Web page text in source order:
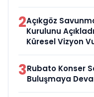
2Açıkgöz
Kurulunu
Küresel Vizyon
3Rubato Konser
Buluşmaya